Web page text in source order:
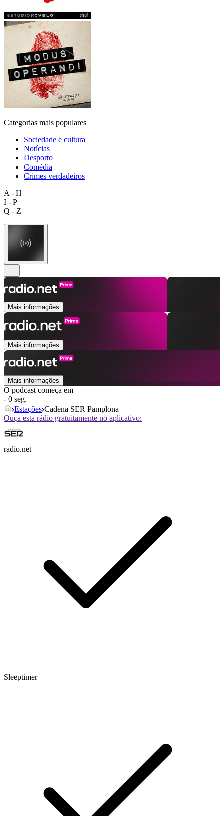
Categorias mais populares
Sociedade e cultura
Notícias
Desporto
Comédia
Crimes verdadeiros
A - H
I - P
Q - Z
Mais informações
Mais informações
Mais informações
O podcast começa em
- 0 seg.
Estações Cadena SER Pamplona
Ouça esta rádio gratuitamente no aplicativo:
radio.net
Sleeptimer